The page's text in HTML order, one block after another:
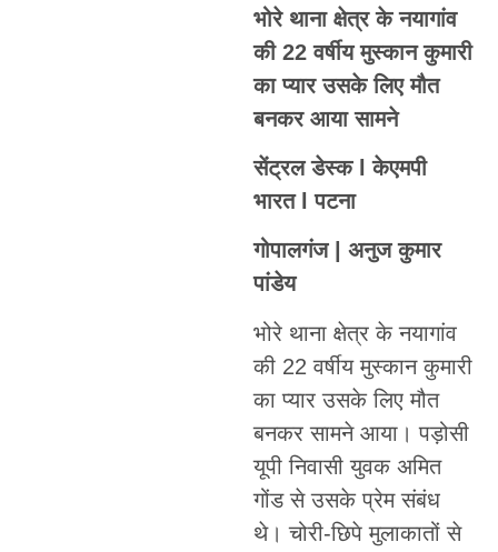
भोरे थाना क्षेत्र के नयागांव
की 22 वर्षीय मुस्कान कुमारी
का प्यार उसके लिए मौत
बनकर आया सामने
सेंट्रल डेस्क l केएमपी
भारत l पटना
गोपालगंज | अनुज कुमार
पांडेय
भोरे थाना क्षेत्र के नयागांव
की 22 वर्षीय मुस्कान कुमारी
का प्यार उसके लिए मौत
बनकर सामने आया। पड़ोसी
यूपी निवासी युवक अमित
गोंड से उसके प्रेम संबंध
थे। चोरी-छिपे मुलाकातों से